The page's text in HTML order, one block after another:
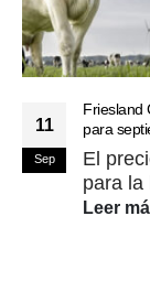
11
Sep
Friesland
para
El
para la
Leer